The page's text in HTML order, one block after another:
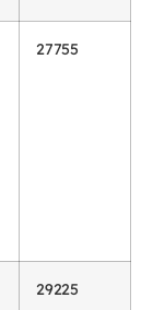
27755
29225